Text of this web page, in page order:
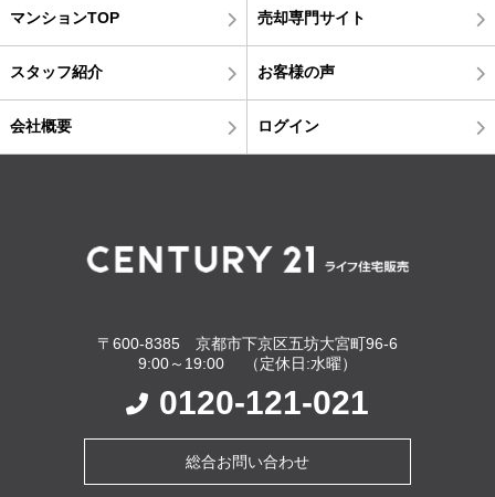
マンションTOP 売却専門サイト
スタッフ紹介 お客様の声
会社概要 ログイン
〒600-8385 京都市下京区五坊大宮町96-6
9:00～19:00 （定休日:水曜）
0120-121-021
総合お問い合わせ